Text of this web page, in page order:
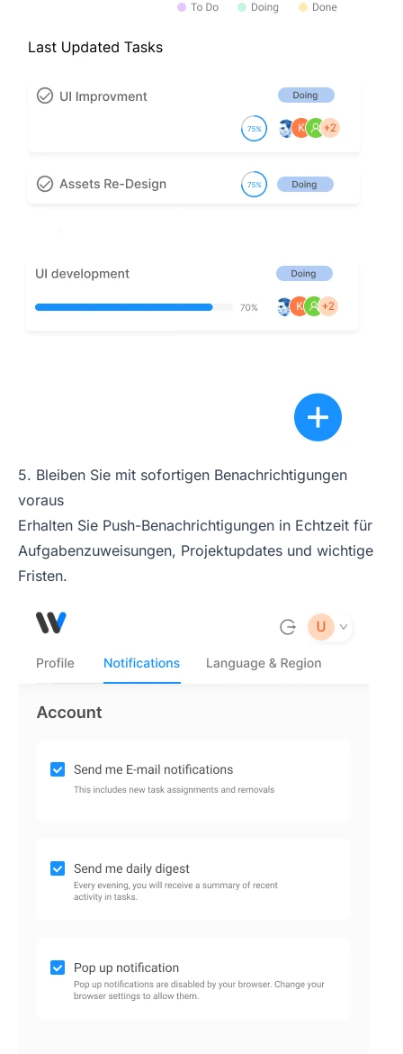
5. Bleiben Sie mit sofortigen Benachrichtigungen
voraus
Erhalten Sie Push-Benachrichtigungen in Echtzeit für
Aufgabenzuweisungen, Projektupdates und wichtige
Fristen.